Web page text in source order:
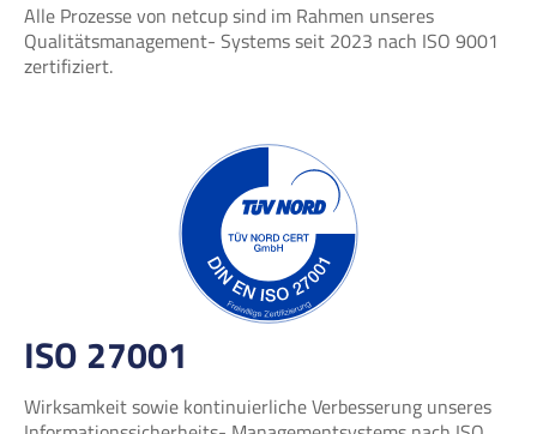
Alle Prozesse von netcup sind im Rahmen unseres
Qualitätsmanagement- Systems seit 2023 nach ISO 9001
zertifiziert.
ISO 27001
Wirksamkeit sowie kontinuierliche Verbesserung unseres